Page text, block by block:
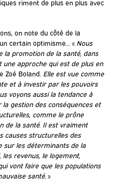
riment de plus en plus avec
on note du côté de la
certain optimisme… « Nous
la promotion de la santé, dans
une approche qui est de plus en
Zoé Boland. Elle est vue comme
et à investir par les pouvoirs
voyons aussi la tendance à
gestion des conséquences et
comme le prône
de la santé. Il est vraiment
causes structurelles des
sur les déterminants de la
les revenus, le logement,
vont faire que les populations
santé. »